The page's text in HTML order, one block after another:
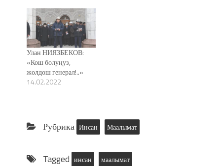
Улан НИЯЗБЕКОВ:
«Кош болуңуз,
жолдош генерал!..»
14.02.2022
Рубрика Инсан Маалымат
Tagged инсан маалымат